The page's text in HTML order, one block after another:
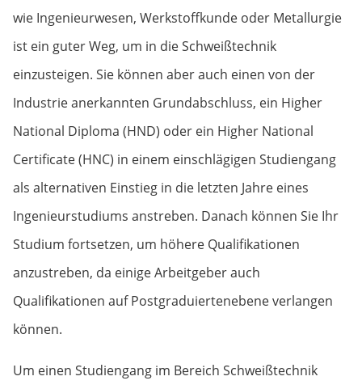
wie Ingenieurwesen, Werkstoffkunde oder Metallurgie
ist ein guter Weg, um in die Schweißtechnik
einzusteigen. Sie können aber auch einen von der
Industrie anerkannten Grundabschluss, ein Higher
National Diploma (HND) oder ein Higher National
Certificate (HNC) in einem einschlägigen Studiengang
als alternativen Einstieg in die letzten Jahre eines
Ingenieurstudiums anstreben. Danach können Sie Ihr
Studium fortsetzen, um höhere Qualifikationen
anzustreben, da einige Arbeitgeber auch
Qualifikationen auf Postgraduiertenebene verlangen
können.
Um einen Studiengang im Bereich Schweißtechnik